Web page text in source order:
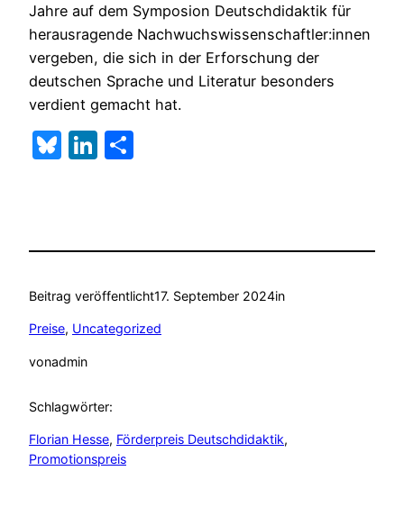
Jahre auf dem Symposion Deutschdidaktik für
herausragende Nachwuchswissenschaftler:innen
vergeben, die sich in der Erforschung der
deutschen Sprache und Literatur besonders
verdient gemacht hat.
Bluesky
LinkedIn
Beitrag veröffentlicht17. September 2024in
Preise, Uncategorized
vonadmin
Schlagwörter:
Florian Hesse, Förderpreis Deutschdidaktik
Promotionspreis